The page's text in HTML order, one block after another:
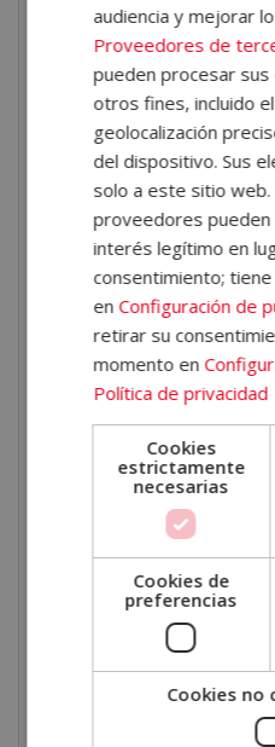
la equinoterapia.
La clasificación de las
y sus beneficios físicos,
Cómo seleccionar,
para actuar como
Postura del jinete,
naturales.
Principios del
Características de la
síndrome de Down y
Fundamentos de
neurológica.
Técnicas de
activa e inteligencia
Estrategias para
difíciles, gestionar
acompañamiento en
Técnicas de
conductas agresivas
atención al paciente.
Salidas
audiencia y mejorar
Proveedores de
pueden procesar
otros fines, incluido
geolocalización
del dispositivo. Sus
solo a este sitio web.
proveedores pueden
interés legítimo en
consentimiento;
enConfiguración de
retirar su
momento en
Política de privacidad
Cookies
estrictamente
necesarias
Cookies de
preferencias
Cookies no